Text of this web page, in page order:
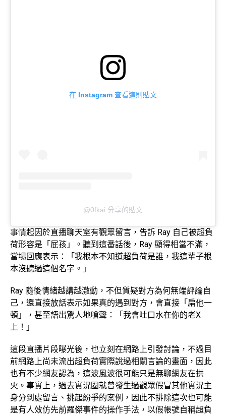
在 Instagram 查看這則貼文
@0fkai 分享的貼文
事情起因於直播聊天室有觀眾留言，告訴 Ray 自己被超負
荷形容是「屁孩」。聽到這番話後，Ray 顯得相當不滿，
當場回應表示：「我根本不知道超負荷是誰，我這輩子根
本沒聽過這個名字。」
Ray 隨後情緒越講越激動，不但質疑對方為何無端評論自
己，還直接放話表示如果真的遇到對方，會直接「扁他一
頓」，甚至語出驚人地嗆聲：「我會吐口水在你的老X
上！」
這段直播片段曝光後，也立刻在網路上引發討論，不過目
前網路上尚未流出超負荷實際說過相關言論的畫面，因此
也有不少網友認為，這波風波很可能只是無聊網友在拱
火。事實上，過去實況圈就曾發生過觀眾假冒其他實況主
身分到處留言、挑起紛爭的案例，因此不排除這次也可能
是有人效仿先前羅傑事件的操作手法，以假帳號自稱超負